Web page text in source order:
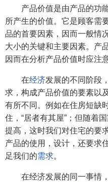
产品价值是由产品的功能
所产生的价值。它是顾客需
品的首要因素，因而一般情
大小的关键和主要因素。产
因而在分析产品价值时应注
在经济发展的不同阶段
求，构成产品价值的要素以
有所不同。例如在住房短缺
住，“居者有其屋”；但随着
提高，这时我们对住宅的要
产品的使用，设计，还要求
足我们的需求。
在经济发展的同一事情，